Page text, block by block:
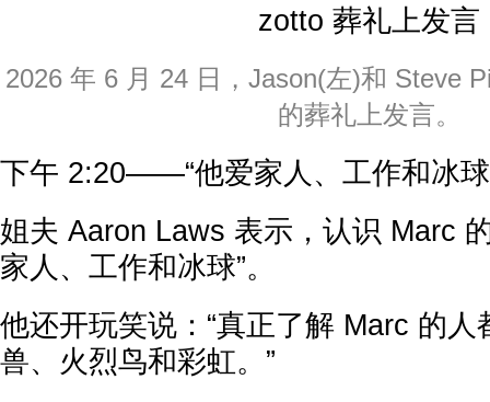
2026 年 6 月 24 日，Jason(左)和 Steve
的葬礼上发言。
下午 2:20——“他爱家人、工作和冰球
姐夫 Aaron Laws 表示，认识 Marc
家人、工作和冰球”。
他还开玩笑说：“真正了解 Marc 的
兽、火烈鸟和彩虹。”